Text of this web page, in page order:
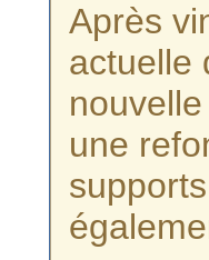
Après
actuelle
une